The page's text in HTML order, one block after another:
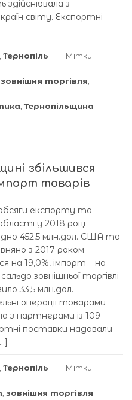
здійснювала з
світу. Експортні
Тернопіль Мітки:
зовнішня торгівля
Тернопільщина
збільшився
товарів
експорту та
у 2018 році
452,5 млн.дол. США та
з 2017 роком
на 19,0%, імпорт – на
зовнішньої торгівлі
33,5 млн.дол.
операції товарами
з партнерами із 109
поставки надавали
Тернопіль Мітки:
зовнішня торгівля